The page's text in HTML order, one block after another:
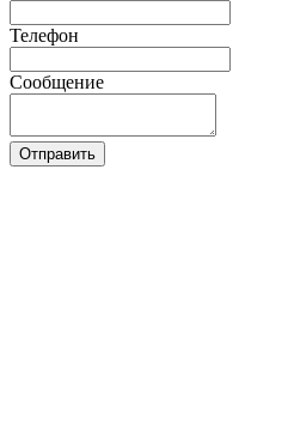
Телефон
Сообщение
Отправить